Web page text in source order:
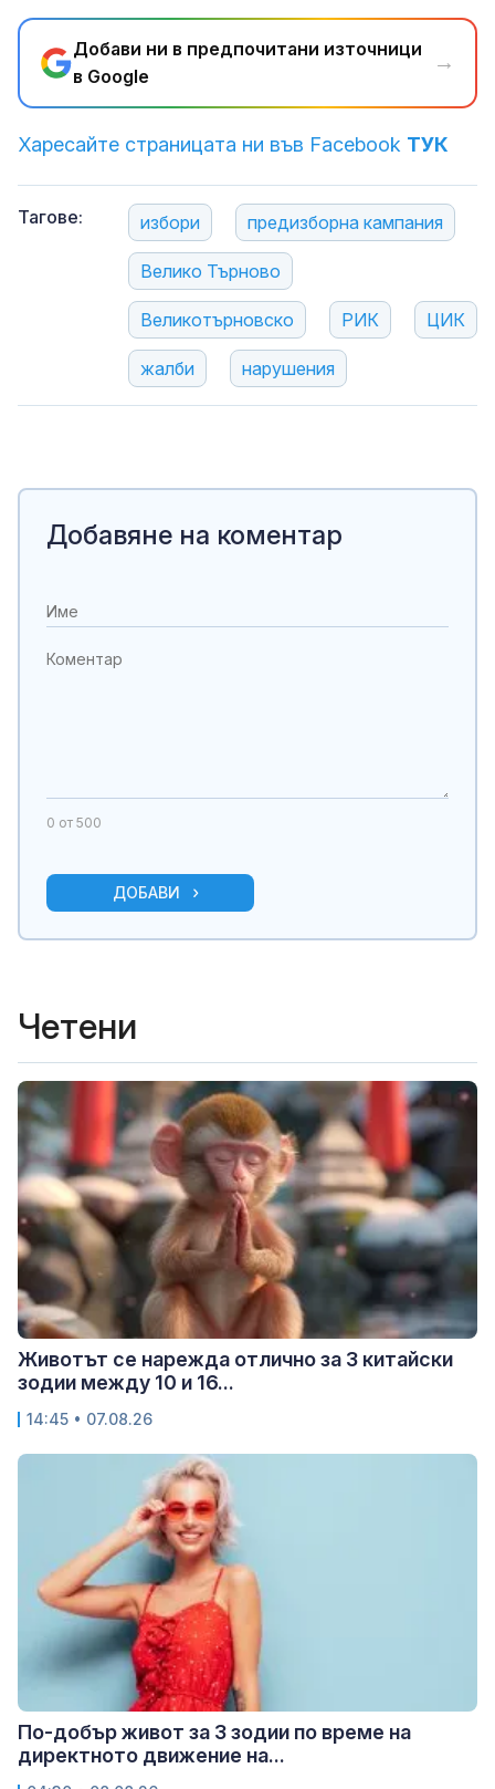
Добави ни в предпочитани източници
в Google
→
Харесайте страницата ни във Facebook ТУК
Тагове: избори предизборна кампания
Велико Търново
Великотърновско РИК ЦИК
жалби нарушения
Добавяне на коментар
0 от 500
ДОБАВИ
Четени
Животът се нарежда отлично за 3 китайски
зодии между 10 и 16...
14:45 • 07.08.26
По-добър живот за 3 зодии по време на
директното движение на...